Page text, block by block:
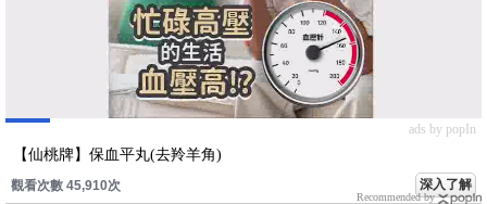
ads by popIn
【仙桃牌】保血平丸(去羚羊角)
觀看次數 45,913次 深入了解
Recommended by